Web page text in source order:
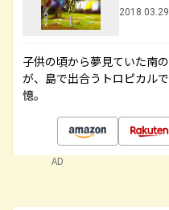
子供の頃から夢見ていた南
が、島で出合うトロピカル
憶。
AD